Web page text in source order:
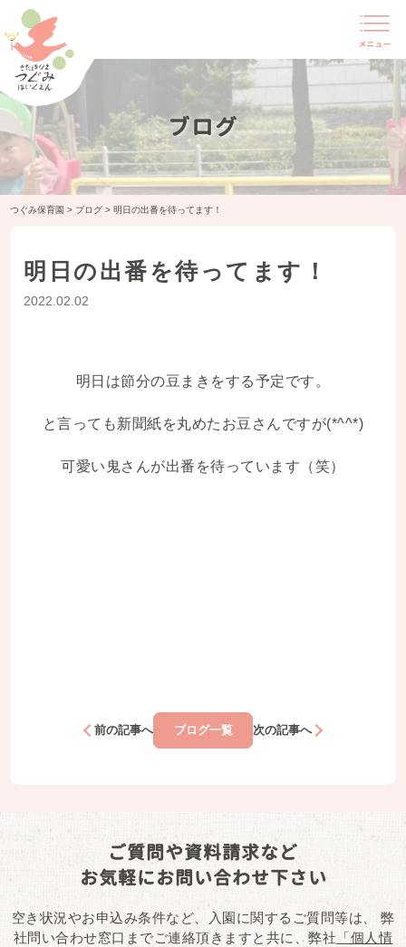
ブログ
つぐみ保育園 > ブログ >明日の出番を待ってます！
明日の出番を待ってます！
2022.02.02
明日は節分の豆まきをする予定です。
と言っても新聞紙を丸めたお豆さんですが(*^^*)
可愛い鬼さんが出番を待っています（笑）
前の記事へ ブログ一覧 次の記事へ
ご質問や資料請求など
お気軽にお問い合わせ下さい
空き状況やお申込み条件など、入園に関するご質問等は、
弊
社問い合わせ窓口までご連絡頂きますと共に、弊社 「個人情